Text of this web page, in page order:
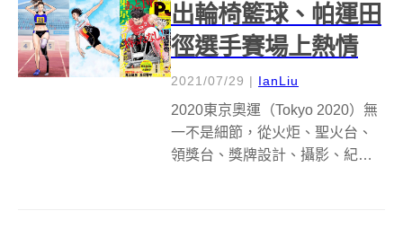
出輪椅籃球、帕運田
徑選手賽場上熱情
2021/07/29 | IanLiu
2020東京奧運（Tokyo 2020）無
一不是細節，從火炬、聖火台、
領獎台、獎牌設計、攝影、紀念